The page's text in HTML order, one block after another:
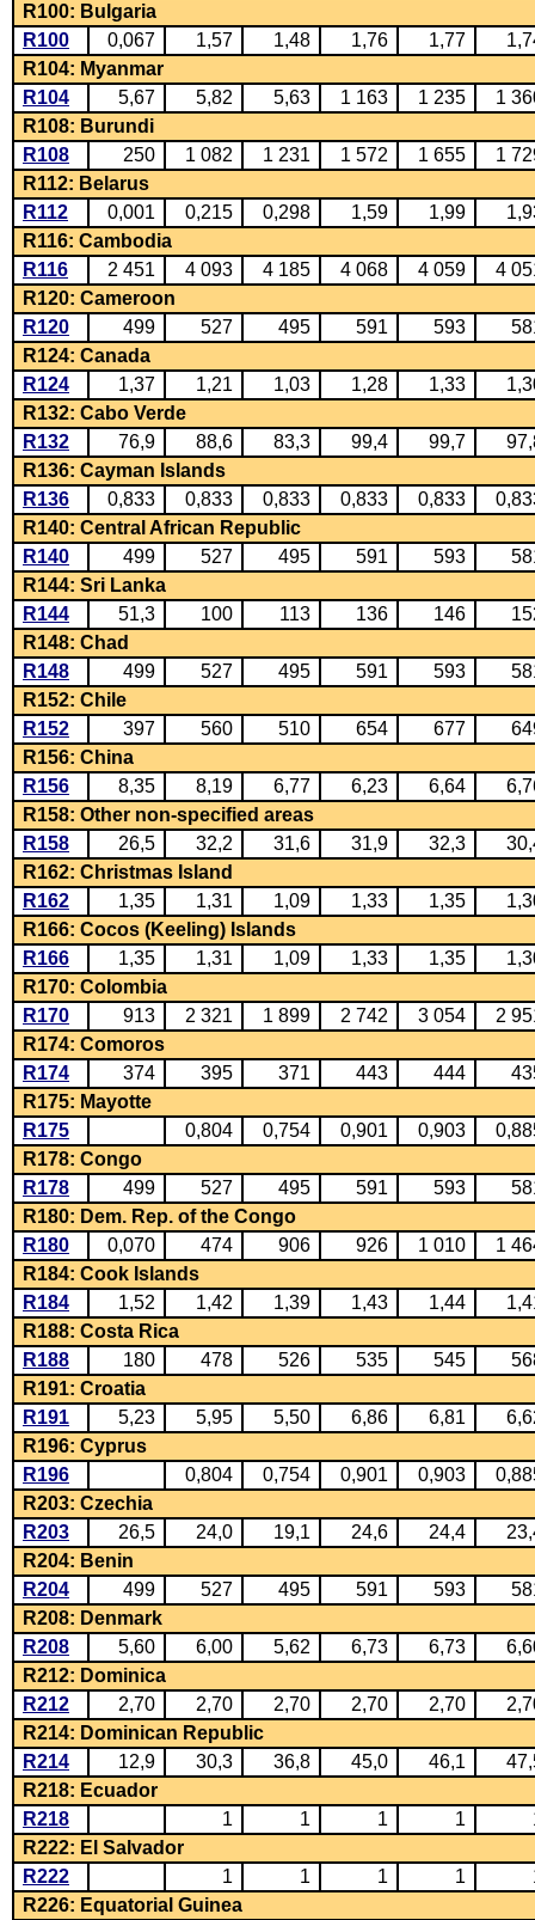
R100: Bulgaria
R100
0,067 1,57 1,48 1,76 1,77
R104: Myanmar
R104
5,67 5,82 5,63 1 163 1 235
1
R108: Burundi
R108
250 1 082 1 231 1 572 1 655
1
R112: Belarus
R112
0,001 0,215 0,298 1,59 1,99
R116: Cambodia
R116
2 451 4 093 4 185 4 068 4 059
4
R120: Cameroon
R120
499 527 495 591 593
R124: Canada
R124
1,37 1,21 1,03 1,28 1,33
R132: Cabo Verde
R132
76,9 88,6 83,3 99,4 99,7
R136: Cayman Islands
R136
0,833 0,833 0,833 0,833 0,833
R140: Central African Republic
R140
499 527 495 591 593
R144: Sri Lanka
R144
51,3 100 113 136 146
R148: Chad
R148
499 527 495 591 593
R152: Chile
R152
397 560 510 654 677
R156: China
R156
8,35 8,19 6,77 6,23 6,64
R158: Other non-specified areas
R158
26,5 32,2 31,6 31,9 32,3
R162: Christmas Island
R162
1,35 1,31 1,09 1,33 1,35
R166: Cocos (Keeling) Islands
R166
1,35 1,31 1,09 1,33 1,35
R170: Colombia
R170
913 2 321 1 899 2 742 3 054
2
R174: Comoros
R174
374 395 371 443 444
R175: Mayotte
R175
0,804 0,754 0,901 0,903
R178: Congo
R178
499 527 495 591 593
R180: Dem. Rep. of the Congo
R180
0,070 474 906 926 1 010
1
R184: Cook Islands
R184
1,52 1,42 1,39 1,43 1,44
R188: Costa Rica
R188
180 478 526 535 545
R191: Croatia
R191
5,23 5,95 5,50 6,86 6,81
R196: Cyprus
R196
0,804 0,754 0,901 0,903
R203: Czechia
R203
26,5 24,0 19,1 24,6 24,4
R204: Benin
R204
499 527 495 591 593
R208: Denmark
R208
5,60 6,00 5,62 6,73 6,73
R212: Dominica
R212
2,70 2,70 2,70 2,70 2,70
R214: Dominican Republic
R214
12,9 30,3 36,8 45,0 46,1
R218: Ecuador
R218
1 1 1 1
R222: El Salvador
R222
1 1 1 1
R226: Equatorial Guinea